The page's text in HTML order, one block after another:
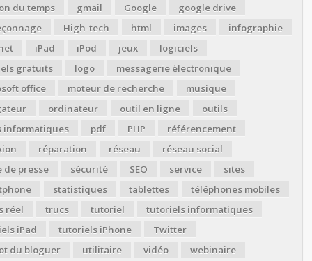
du temps
gmail Google
google drive
High-tech html images
infographie
iPad iPod jeux
logiciels
gratuits
logo
messagerie électronique
office
moteur de recherche
musique
ordinateur outil en ligne
outils
informatiques
pdf PHP
référencement
réparation réseau
réseau social
de presse
sécurité SEO service
sites
statistiques tablettes
téléphones mobiles
réel
trucs tutoriel
tutoriels informatiques
iPad
tutoriels iPhone
Twitter
du bloguer
utilitaire vidéo
webinaire